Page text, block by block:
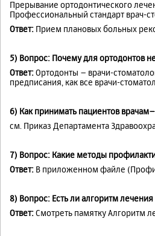
Прерывание ортодонтического
Профессиональный стандарт врач-
Ответ: Прием плановых больных
5) Вопрос: Почему для ортодонтов
Ответ:Ортодонты – врачи-
предписания, как все врачи-
6) Как принимать пациентов
см. Приказ Департамента
7) Вопрос: Какие методы
Ответ: В приложенном файле
8) Вопрос: Есть ли алгоритм
Ответ:Смотреть памятку Алгоритм